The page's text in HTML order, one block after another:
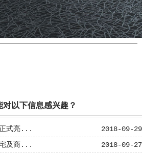
对以下信息感兴趣？
2018-09-29
正式亮...
2018-09-27
宅及商...